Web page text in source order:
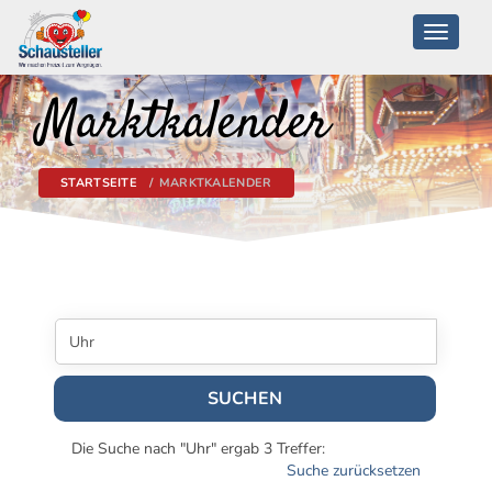
Toggle
Marktkalender
STARTSEITE MARKTKALENDER
SUCHEN
Die Suche nach "Uhr" ergab 3 Treffer:
Suche zurücksetzen